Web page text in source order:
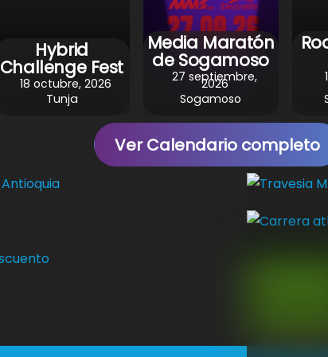
Hybrid
Challenge Fest
18 octubre, 2026
Tunja
Media Maratón
de Sogamoso
27 septiembre,
2026
Sogamoso
Ver Calendario completo